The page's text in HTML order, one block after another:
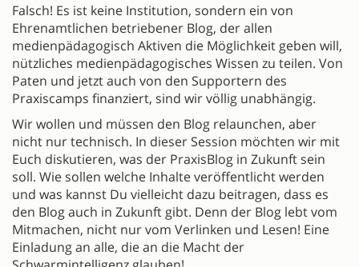
Falsch! Es ist keine Institution, sondern ein von
Ehrenamtlichen betriebener Blog, der allen
medienpädagogisch Aktiven die Möglichkeit geben will,
nützliches medienpädagogisches Wissen zu teilen. Von
Paten und jetzt auch von den Supportern des
Praxiscamps finanziert, sind wir völlig unabhängig.
Wir wollen und müssen den Blog relaunchen, aber
nicht nur technisch. In dieser Session möchten wir mit
Euch diskutieren, was der PraxisBlog in Zukunft sein
soll. Wie sollen welche Inhalte veröffentlicht werden
und was kannst Du vielleicht dazu beitragen, dass es
den Blog auch in Zukunft gibt. Denn der Blog lebt vom
Mitmachen, nicht nur vom Verlinken und Lesen! Eine
Einladung an alle, die an die Macht der